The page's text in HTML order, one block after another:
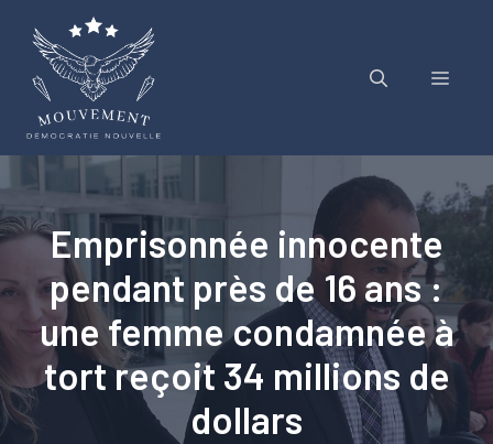
contenu
Menu
Emprisonnée innocente
pendant près de 16 ans :
une femme condamnée à
tort reçoit 34 millions de
dollars